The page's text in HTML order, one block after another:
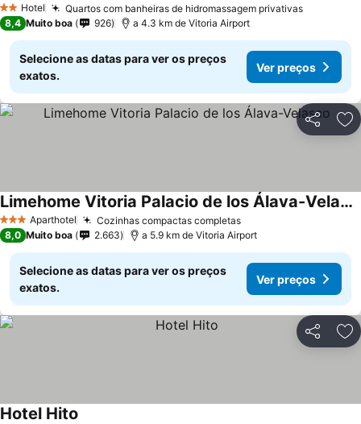
2 Estrelas
Hotel Quartos com banheiras de hidromassagem privativasVer
8,4 Muito boa 926 a 4.3 km de Vitoria Airport
Selecione as datas para ver os preços
exatos.
Ver preços
Partilhar
3 EstrelasAparthotel Cozinhas compactas completasVer preços
Limehome Vitoria Palacio de los Álava-Velasco
Ver preços
8,0 Muito boa 2.663 a 5.9 km de Vitoria Airport
Selecione as datas para ver os preços
exatos.
Ver preços
Partilhar
Hotel Hito